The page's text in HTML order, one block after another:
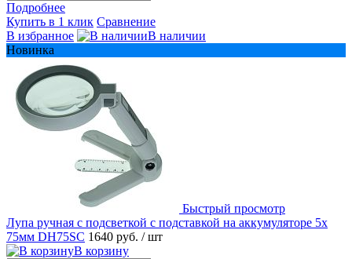
Подробнее
Купить в 1 клик Сравнение
В избранное
В наличии
Новинка
Быстрый просмотр
Лупа ручная с подсветкой с подставкой на аккумуляторе 5x
75мм DH75SC 1640 руб. / шт
В корзину